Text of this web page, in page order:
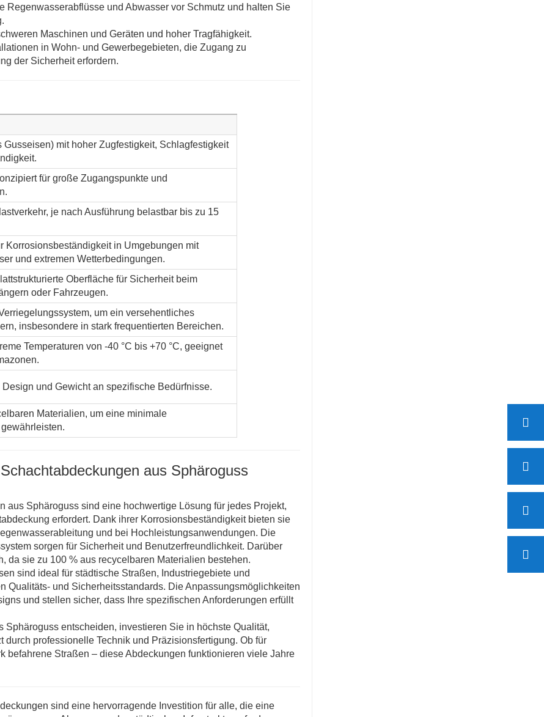
Regenwasserabflüsse und Abwasser vor Schmutz und halten Sie
Maschinen und Geräten und hoher Tragfähigkeit.
in Wohn- und Gewerbegebieten, die Zugang zu
der Sicherheit erfordern.
Gusseisen) mit hoher Zugfestigkeit, Schlagfestigkeit
für große Zugangspunkte und
je nach Ausführung belastbar bis zu 15
Korrosionsbeständigkeit in Umgebungen mit
und extremen Wetterbedingungen.
Oberfläche für Sicherheit beim
oder Fahrzeugen.
um ein versehentliches
insbesondere in stark frequentierten Bereichen.
Temperaturen von -40 °C bis +70 °C, geeignet
und Gewicht an spezifische Bedürfnisse.
Materialien, um eine minimale
aus Sphäroguss
aus Sphäroguss sind eine hochwertige Lösung für jedes Projekt,
erfordert. Dank ihrer Korrosionsbeständigkeit bieten sie
und bei Hochleistungsanwendungen. Die
sorgen für Sicherheit und Benutzerfreundlichkeit. Darüber
da sie zu 100 % aus recycelbaren Materialien bestehen.
sind ideal für städtische Straßen, Industriegebiete und
Qualitäts- und Sicherheitsstandards. Die Anpassungsmöglichkeiten
und stellen sicher, dass Ihre spezifischen Anforderungen erfüllt
entscheiden, investieren Sie in höchste Qualität,
professionelle Technik und Präzisionsfertigung. Ob für
befahrene Straßen – diese Abdeckungen funktionieren viele Jahre
sind eine hervorragende Investition für alle, die eine